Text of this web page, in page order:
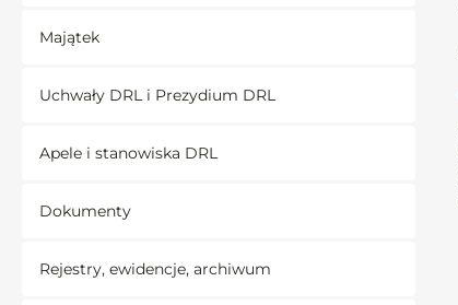
Majątek
Uchwały DRL i Prezydium DRL
Apele i stanowiska DRL
Dokumenty
Rejestry, ewidencje, archiwum